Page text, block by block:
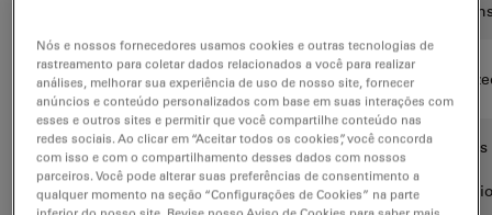
Objective
turret
Absolute
coded
– 6x M32
thread
includes
Nós e nossos fornecedores usamos cookies e outras tecnologias de
rastreamento para coletar dados relacionados a você para realizar
análises, melhorar sua experiência de uso de nosso site, fornecer
anúncios e conteúdo personalizados com base em suas interações com
esses e outros sites e permitir que você compartilhe conteúdo nas
redes sociais. Ao clicar em “Aceitar todos os cookies”, você concorda
com isso e com o compartilhamento desses dados com nossos
parceiros. Você pode alterar suas preferências de consentimento a
qualquer momento na seção “Configurações de Cookies” na parte